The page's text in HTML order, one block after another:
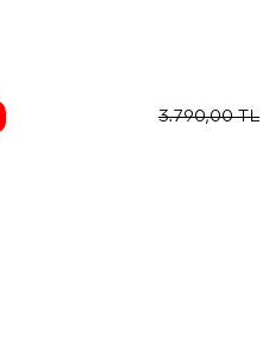
3.790,00TL